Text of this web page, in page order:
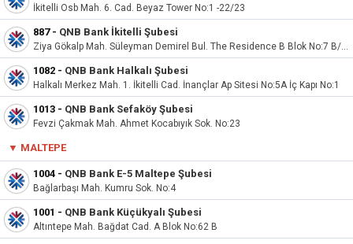
İkitelli Osb Mah. 6. Cad. Beyaz Tower No:1 -22/23
887- QNB Bank İkitelli Şubesi
Ziya Gökalp Mah. Süleyman Demirel Bul. The Residence B Blok No:7 B/10
1082 - QNB Bank Halkalı Şubesi
Halkalı Merkez Mah. 1. İkitelli Cad. İnançlar Ap Sitesi No:5A İç Kapı No:1
1013 - QNB Bank Sefaköy Şubesi
Fevzi Çakmak Mah. Ahmet Kocabıyık Sok. No:23
▼ MALTEPE
1004 - QNB Bank E-5 Maltepe Şubesi
Bağlarbaşı Mah. Kumru Sok. No:4
1001 - QNB Bank Küçükyalı Şubesi
Altıntepe Mah. Bağdat Cad. A Blok No:62 B